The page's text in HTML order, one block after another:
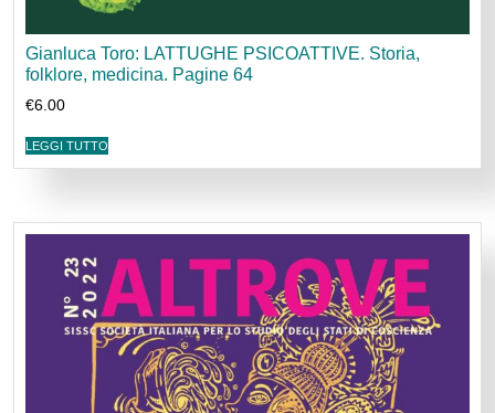
Gianluca Toro: LATTUGHE PSICOATTIVE. Storia,
folklore, medicina. Pagine 64
€6.00
LEGGI TUTTO